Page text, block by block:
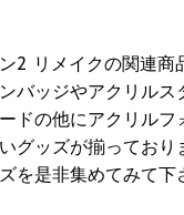
2 リメイクの関連商
バッジやアクリルス
ドの他にアクリルフ
グッズが揃っており
を是非集めてみて下